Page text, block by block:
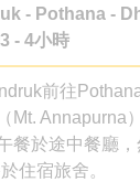
- Pothana -
- 4小時
前往
Mt. Annapurna
餐於途中餐廳
住宿旅舍。